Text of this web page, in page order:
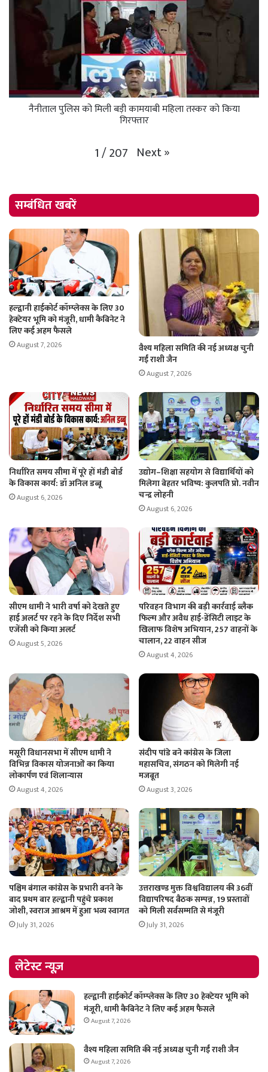
नैनीताल पुलिस को मिली बड़ी कामयाबी महिला तस्कर को किया
गिरफ्तार
1/207 Next»
सम्बंधित खबरें
हल्द्वानी हाईकोर्ट कॉम्प्लेक्स के लिए 30
हेक्टेयर भूमि को मंजूरी, धामी कैबिनेट ने
लिए कई अहम फैसले
August 7, 2026
वैश्य महिला समिति की नई अध्यक्ष चुनी
गईं राशी जैन
August 7, 2026
निर्धारित समय सीमा में पूरे हों मंडी बोर्ड
के विकास कार्य: डॉ अनिल डब्बू
August 6, 2026
उद्योग–शिक्षा सहयोग से विद्यार्थियों को
मिलेगा बेहतर भविष्य: कुलपति प्रो. नवीन
चन्द्र लोहनी
August 6, 2026
सीएम धामी ने भारी वर्षा को देखते हुए
हाई अलर्ट पर रहने के दिए निर्देश सभी
एजेंसी को किया अलर्ट
August 5, 2026
परिवहन विभाग की बड़ी कार्रवाई ब्लैक
फिल्म और अवैध हाई-डेंसिटी लाइट के
खिलाफ विशेष अभियान, 257 वाहनों के
चालान, 22 वाहन सीज
August 4, 2026
मसूरी विधानसभा में सीएम धामी ने
विभिन्न विकास योजनाओं का किया
लोकार्पण एवं शिलान्यास
August 4, 2026
संदीप पांडे बने कांग्रेस के जिला
महासचिव, संगठन को मिलेगी नई
मजबूत
August 3, 2026
पश्चिम बंगाल कांग्रेस के प्रभारी बनने के
बाद प्रथम बार हल्द्वानी पहुंचे प्रकाश
जोशी, स्वराज आश्रम में हुआ भव्य स्वागत
July 31, 2026
उत्तराखण्ड मुक्त विश्वविद्यालय की 36वीं
विद्यापरिषद बैठक सम्पन्न, 19 प्रस्तावों
को मिली सर्वसम्मति से मंजूरी
July 31, 2026
लेटेस्ट न्यूज़
हल्द्वानी हाईकोर्ट कॉम्प्लेक्स के लिए 30 हेक्टेयर भूमि को
मंजूरी, धामी कैबिनेट ने लिए कई अहम फैसले
August 7, 2026
वैश्य महिला समिति की नई अध्यक्ष चुनी गईं राशी जैन
August 7, 2026